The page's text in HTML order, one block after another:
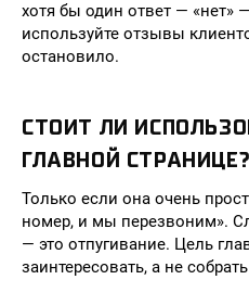
хотя бы один ответ — «нет»
используйте отзывы
остановило.
СТОИТ ЛИ
ГЛАВНОЙ СТРАНИЦЕ?
Только если она очень
номер, и мы перезвоним».
— это отпугивание. Цель
заинтересовать, а не